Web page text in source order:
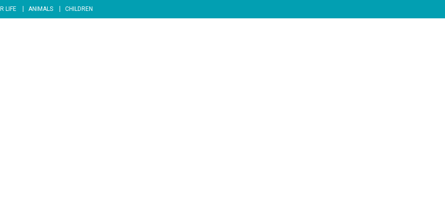
LIFE ANIMALS CHILDREN